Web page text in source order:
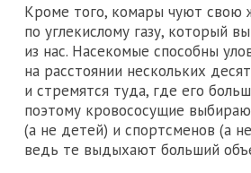
Кроме того, комары чуют свою
по углекислому газу, который
из нас. Насекомые способны
на расстоянии нескольких
и стремятся туда, где его
поэтому кровососущие
(а не детей) и спортсменов (а
ведь те выдыхают больший